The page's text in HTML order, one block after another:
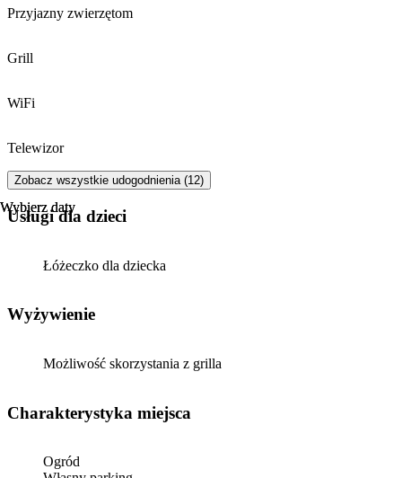
Wybierz daty
Wybierz daty
Przyjazny zwierzętom
Grill
WiFi
Telewizor
Zobacz wszystkie udogodnienia (12)
usługi dla dzieci
Łóżeczko dla dziecka
Wyżywienie
Możliwość skorzystania z grilla
Charakterystyka miejsca
Ogród